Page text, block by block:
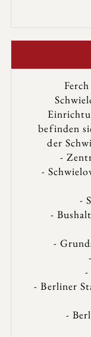
befinden
der
-
-
-
-
-
-
- Berliner
-